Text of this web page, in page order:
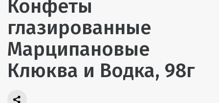
Конфеты
глазированные
Марципановые
Клюква и Водка, 98г